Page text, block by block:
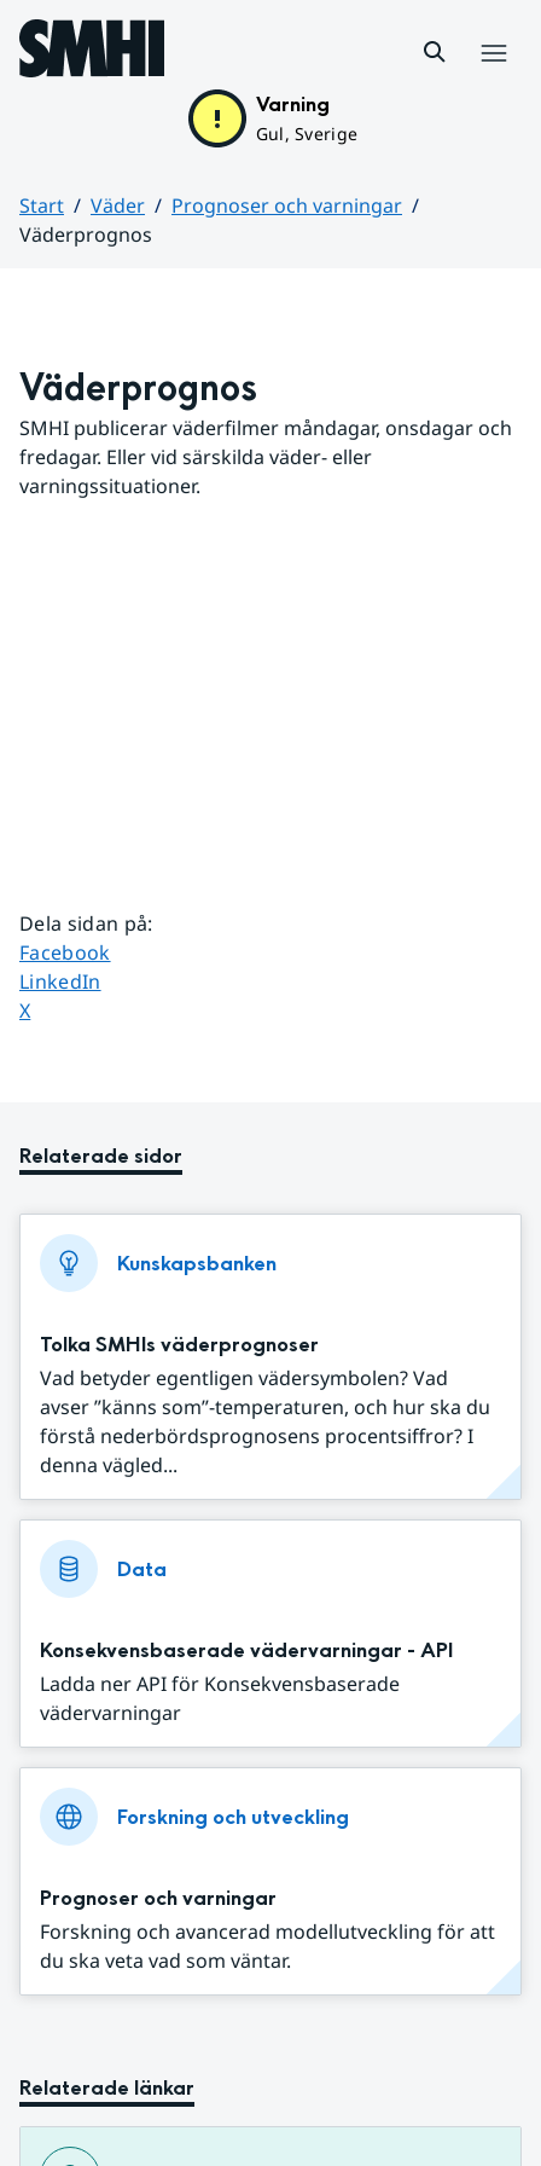
Hoppa till sidans innehåll
Varning
Gul, Sverige
Start Väder
Prognoser och varningar
Väderprognos
Väderprognos
SMHI publicerar väderfilmer måndagar, onsdagar och
fredagar. Eller vid särskilda väder- eller
varningssituationer.
Dela sidan på:
Dela sidan på
Facebook
Dela sidan på
LinkedIn
Dela sidan på
X
Relaterade sidor
Kunskapsbanken
Tolka SMHIs väderprognoser
Vad betyder egentligen vädersymbolen? Vad
avser ”känns som”-temperaturen, och hur ska du
förstå nederbördsprognosens procentsiffror? I
denna vägled...
Data
Konsekvensbaserade vädervarningar - API
Ladda ner API för Konsekvensbaserade
vädervarningar
Forskning och utveckling
Prognoser och varningar
Forskning och avancerad modellutveckling för att
du ska veta vad som väntar.
Relaterade länkar